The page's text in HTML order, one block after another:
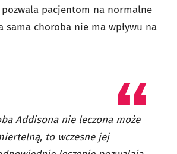
pacjentom na normalne
sama choroba nie ma wpływu na
Addisona nie leczona może
to wczesne jej